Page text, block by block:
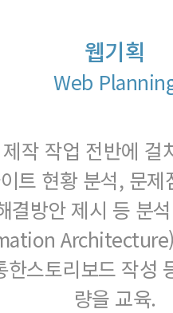
웹기획
Web
작 작업 전반에 걸
트 현황 분석, 문
결방안 제시 등 분
한스토리보드 작성
량을 교육.